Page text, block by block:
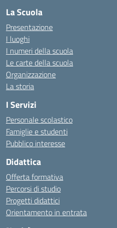
La Scuola
Presentazione
I luoghi
I numeri della scuola
Le carte della scuola
Organizzazione
La storia
I Servizi
Personale scolastico
Famiglie e studenti
Pubblico interesse
Didattica
Offerta formativa
Percorsi di studio
Progetti didattici
Orientamento in entrata